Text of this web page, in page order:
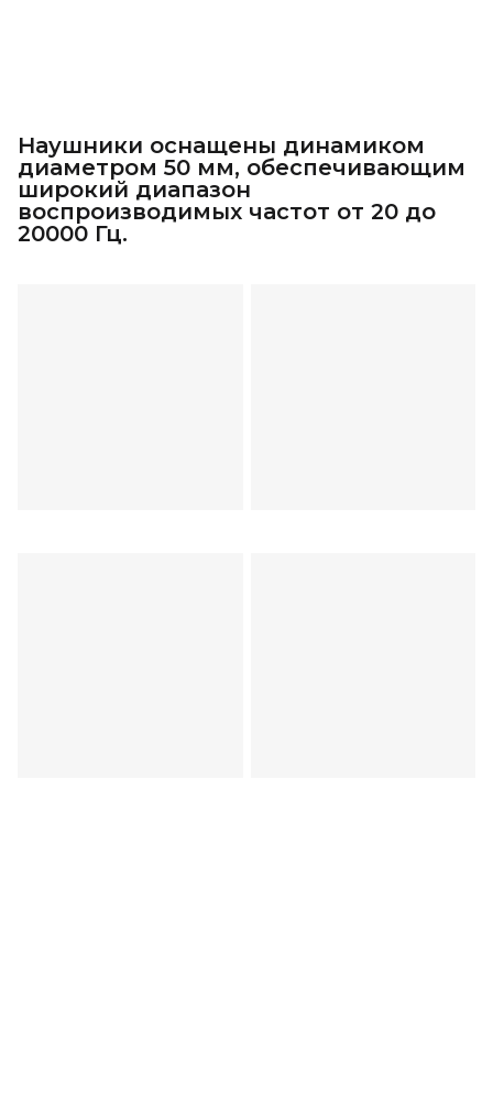
Наушники оснащены динамиком
диаметром 50 мм, обеспечивающим
широкий диапазон
воспроизводимых частот от 20 до
20000 Гц.